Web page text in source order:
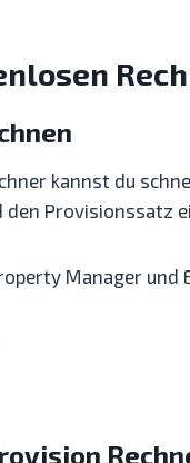
kannst du
den Provisionssatz
Manager